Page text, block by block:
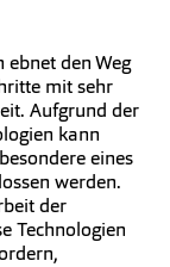
ebnet den Weg
mit sehr
Aufgrund der
kann
eines
werden.
der
Technologien